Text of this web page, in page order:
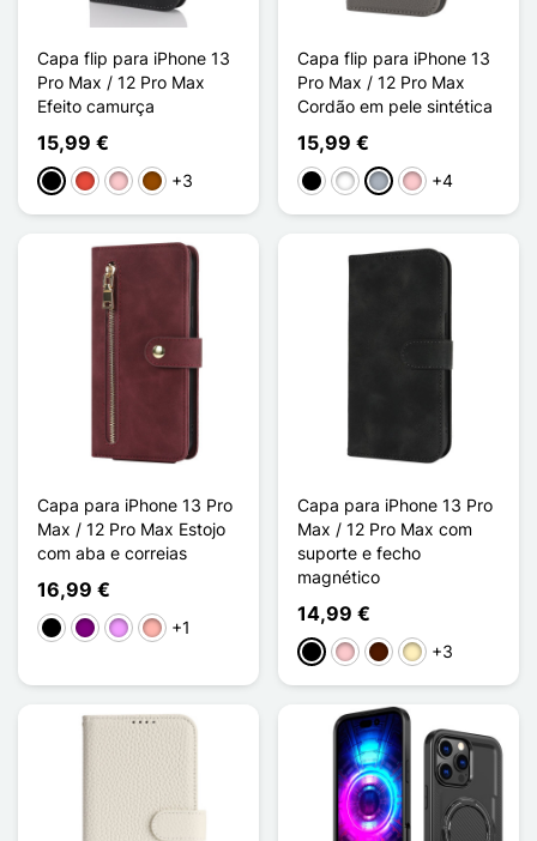
Capa flip para iPhone 13
Pro Max / 12 Pro Max
Efeito camurça
15,99 €
PretoVermelho
RosaCastanho
+3
Capa flip para iPhone 13
Pro Max / 12 Pro Max
Cordão em pele sintética
15,99 €
PretoBrancoCinzento
Rosa+4
Capa para iPhone 13 Pro
Max / 12 Pro Max Estojo
com aba e correias
16,99 €
PretoPúrpuraVioleta ligeira
Ouro rosa
+1
Capa para iPhone 13 Pro
Max / 12 Pro Max com
suporte e fecho
magnético
14,99 €
PretoRosaCastanho escuro
Castanho claro
+3